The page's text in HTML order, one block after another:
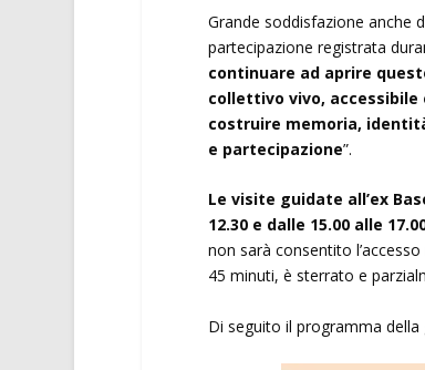
Grande soddisfazione anche
partecipazione registrata
continuare ad aprire
collettivo vivo, accessibile
costruire memoria,
e partecipazione”.
Le visite guidate all’ex
12.30 e dalle 15.00 alle
non sarà consentito
45 minuti, è sterrato e
Di seguito il programma della